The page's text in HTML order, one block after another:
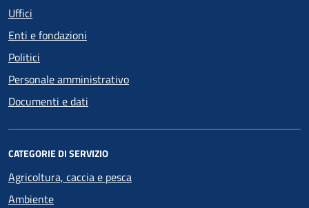
Uffici
Enti e fondazioni
Politici
Personale amministrativo
Documenti e dati
CATEGORIE DI SERVIZIO
Agricoltura, caccia e pesca
Ambiente